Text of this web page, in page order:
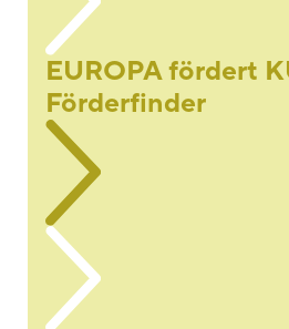
EUROPA fördert
Förderfinder